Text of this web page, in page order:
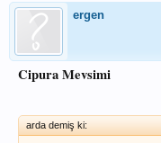
ergen
Cipura Mevsimi
arda demiş ki: